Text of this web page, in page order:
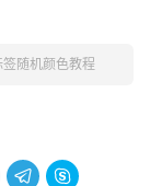
随机颜色教程
 